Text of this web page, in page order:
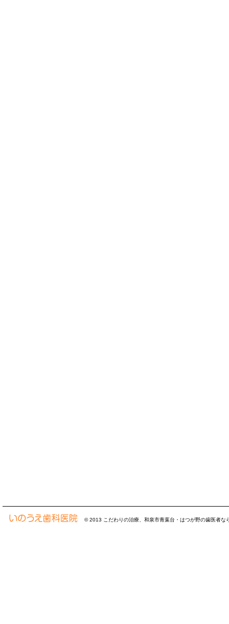
© 2013 こだわりの治療、和泉市青葉台・はつが野の歯医者な